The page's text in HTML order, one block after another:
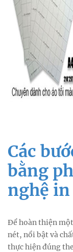
Các
bằng
nghệ
Để hoàn thiện
nét, nổi bật và
thực hiện đúng